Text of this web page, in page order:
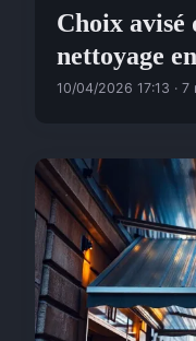
Choix avisé
nettoyage
10/04/2026 17:13 · 7